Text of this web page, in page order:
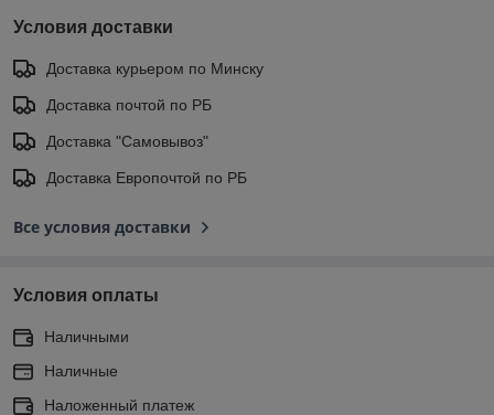
Условия доставки
Доставка курьером по Минску
Доставка почтой по РБ
Доставка "Самовывоз"
Доставка Европочтой по РБ
Все условия доставки
Условия оплаты
Наличными
Наличные
Наложенный платеж